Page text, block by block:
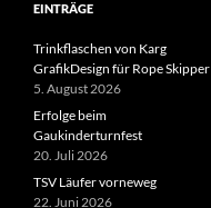
EINTRÄGE
Trinkflaschen von Karg
GrafikDesign für Rope Skipper
5. August 2026
Erfolge beim
Gaukinderturnfest
20. Juli 2026
TSV Läufer vorneweg
22. Juni 2026